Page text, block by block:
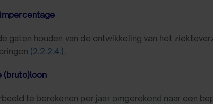
gaten houden van de ontwikkeling van het
(2.2.2.4.).
(bruto)loon
te berekenen per jaar omgerekend naar een